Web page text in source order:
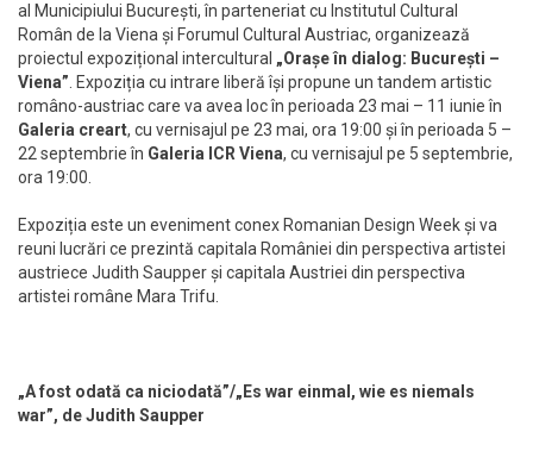
al Municipiului București, în parteneriat cu Institutul Cultural
Român de la Viena și Forumul Cultural Austriac, organizează
proiectul expozițional intercultural „Orașe în dialog: București –
Viena” . Expoziția cu intrare liberă își propune un tandem artistic
româno-austriac care va avea loc în perioada 23 mai – 11 iunie în
Galeria creart, cu vernisajul pe 23 mai, ora 19:00 și în perioada 5 –
22 septembrie în Galeria ICR Viena, cu vernisajul pe 5 septembrie,
ora 19:00.
Expoziția este un eveniment conex Romanian Design Week și va
reuni lucrări ce prezintă capitala României din perspectiva artistei
austriece Judith Saupper și capitala Austriei din perspectiva
artistei române Mara Trifu.
„A fost odată ca niciodată”/„Es war einmal, wie es niemals
war”, de Judith Saupper